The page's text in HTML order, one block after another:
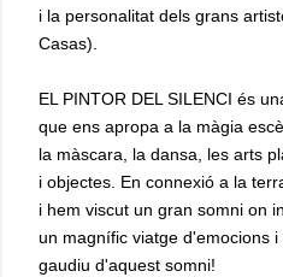
i la personalitat dels grans
Casas).
EL PINTOR DEL SILENCI és
que ens apropa a la màgia
la màscara, la dansa, les arts
i objectes. En connexió a la
i hem viscut un gran somni on
un magnífic viatge d'emocions
gaudiu d'aquest somni!